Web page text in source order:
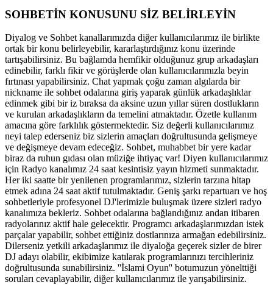
SOHBETİN KONUSUNU SİZ BELİRLEYİN
Diyalog ve Sohbet kanallarımızda diğer kullanıcılarımız ile birlikte
ortak bir konu belirleyebilir, kararlaştırdığınız konu üzerinde
tartışabilirsiniz. Bu bağlamda hemfikir olduğunuz grup arkadaşları
edinebilir, farklı fikir ve görüşlerde olan kullanıcılarımızla beyin
fırtınası yapabilirsiniz. Chat yapmak çoğu zaman algılarda bir
nickname ile sohbet odalarına giriş yaparak günlük arkadaşlıklar
edinmek gibi bir iz bıraksa da aksine uzun yıllar süren dostlukların
ve kurulan arkadaşlıkların da temelini atmaktadır. Özetle kullanım
amacına göre farklılık göstermektedir. Siz değerli kullanıcılarımız
neyi talep ederseniz biz sizlerin amaçları doğrultusunda gelişmeye
ve değişmeye devam edeceğiz. Sohbet, muhabbet bir yere kadar
biraz da ruhun gıdası olan müziğe ihtiyaç var! Diyen kullanıcılarımız
için Radyo kanalımız 24 saat kesintisiz yayın hizmeti sunmaktadır.
Her iki saatte bir yenilenen programlarımız, sizlerin tarzına hitap
etmek adına 24 saat aktif tutulmaktadır. Geniş şarkı repartuarı ve hoş
sohbetleriyle profesyonel DJ'lerimizle buluşmak üzere sizleri radyo
kanalımıza bekleriz. Sohbet odalarına bağlandığınız andan itibaren
radyolarınız aktif hale gelecektir. Programcı arkadaşlarımızdan istek
parçalar yapabilir, sohbet ettiğiniz dostlarınıza armağan edebilirsiniz.
Dilerseniz yetkili arkadaşlarımız ile diyaloğa geçerek sizler de birer
DJ adayı olabilir, ekibimize katılarak programlarınızı tercihleriniz
doğrultusunda sunabilirsiniz. ''İslami Oyun'' botumuzun yönelttiği
soruları cevaplayabilir, diğer kullanıcılarımız ile yarışabilirsiniz.